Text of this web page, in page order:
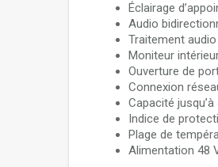
Éclairage
Audio
Traitement
Moniteur
Ouverture de
Connexion
Capacité
Indice de
Plage de
Alimentation 48